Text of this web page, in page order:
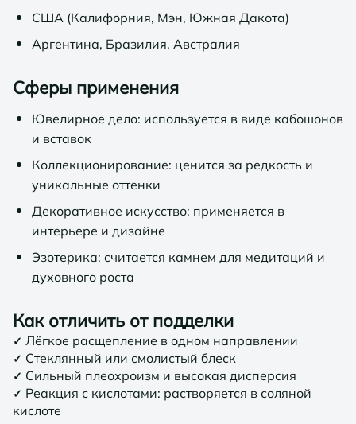
США (Калифорния, Мэн, Южная Дакота)
Аргентина, Бразилия, Австралия
Сферы применения
Ювелирное дело: используется в виде кабошонов
и вставок
Коллекционирование: ценится за редкость и
уникальные оттенки
Декоративное искусство: применяется в
интерьере и дизайне
Эзотерика: считается камнем для медитаций и
духовного роста
Как отличить от подделки
✓ Лёгкое расщепление в одном направлении
✓ Стеклянный или смолистый блеск
✓ Сильный плеохроизм и высокая дисперсия
✓ Реакция с кислотами: растворяется в соляной
кислоте